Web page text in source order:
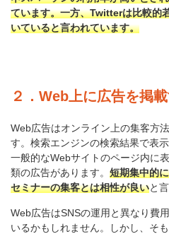
ています。一方、Twitterは比較的
いていると言われています。
２．Web上に広告を掲
Web広告はオンライン上の集客方
す。検索エンジンの検索結果で表
一般的なWebサイトのページ内に
類の広告があります。 短期集中的
セミナーの集客とは相性が良いと
Web広告はSNSの運用と異なり費
いるかもしれません。しかし、そ